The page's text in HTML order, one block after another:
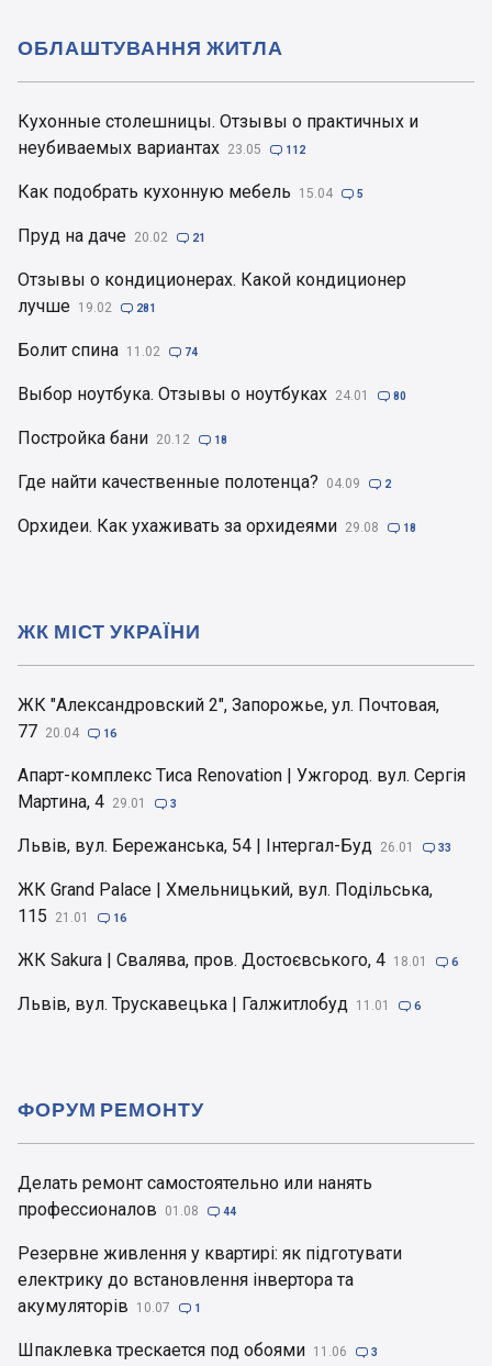
Кухонные столешницы. Отзывы о практичных и
неубиваемых вариантах 23.05  112
Как подобрать кухонную мебель 15.04  5
Пруд на даче 20.02  21
Отзывы о кондиционерах. Какой кондиционер
лучше 19.02  281
Болит спина 11.02  74
Выбор ноутбука. Отзывы о ноутбуках 24.01  80
Постройка бани 20.12  18
Где найти качественные полотенца? 04.09  2
Орхидеи. Как ухаживать за орхидеями 29.08  18
ОБЛАШТУВАННЯ ЖИТЛА
ЖК "Александровский 2", Запорожье, ул. Почтовая,
77 20.04  16
Апарт-комплекс Тиса Renovation | Ужгород. вул. Сергія
Мартина, 4 29.01  3
Львів, вул. Бережанська, 54 | Інтергал-Буд 26.01  33
ЖК Grand Palace | Хмельницький, вул. Подільська,
115
21.01  16
ЖК Sakura | Свалява, пров. Достоєвського, 4 18.01  6
Львів, вул. Трускавецька | Галжитлобуд 11.01  6
ЖК МІСТ УКРАЇНИ
Делать ремонт самостоятельно или нанять
профессионалов
01.08  44
Резервне живлення у квартирі: як підготувати
електрику до встановлення інвертора та
акумуляторів
10.07  1
Шпаклевка трескается под обоями 11.06  3
ФОРУМ РЕМОНТУ